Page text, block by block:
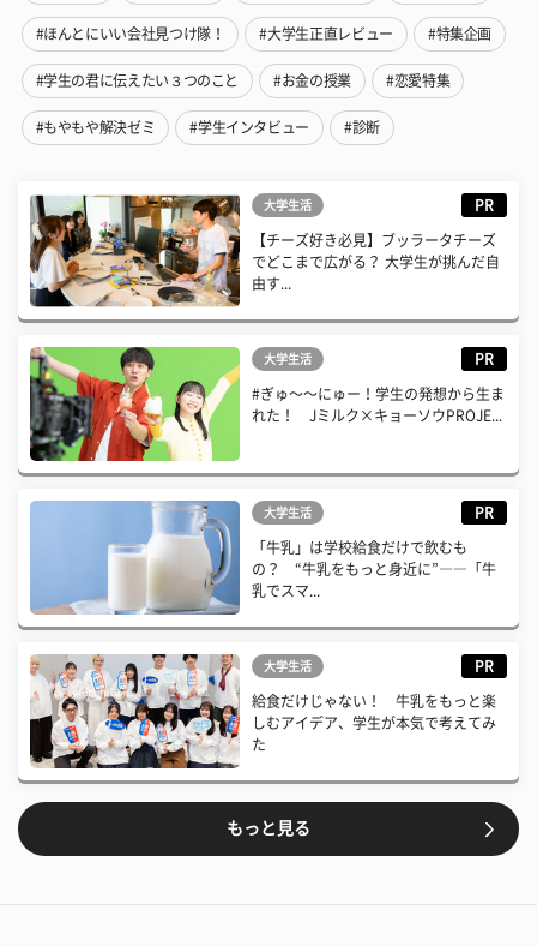
#ほんとにいい会社見つけ隊！ #大学生正直レビュー #特集企画
#学生の君に伝えたい３つのこと #お金の授業 #恋愛特集
#もやもや解決ゼミ #学生インタビュー #診断
大学生活 PR
【チーズ好き必見】ブッラータチーズ
でどこまで広がる？ 大学生が挑んだ自
由す...
大学生活 PR
#ぎゅ〜〜にゅー！学生の発想から生ま
れた！ Jミルク×キョーソウPROJE...
大学生活 PR
「牛乳」は学校給食だけで飲むも
の？ “牛乳をもっと身近に”――「牛
乳でスマ...
大学生活 PR
給食だけじゃない！ 牛乳をもっと楽
しむアイデア、学生が本気で考えてみ
た
もっと見る